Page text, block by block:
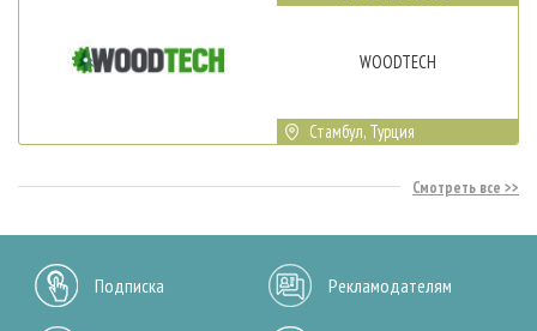
WOODTECH
Стамбул, Турция
Смотреть все
Подписка Рекламодателям